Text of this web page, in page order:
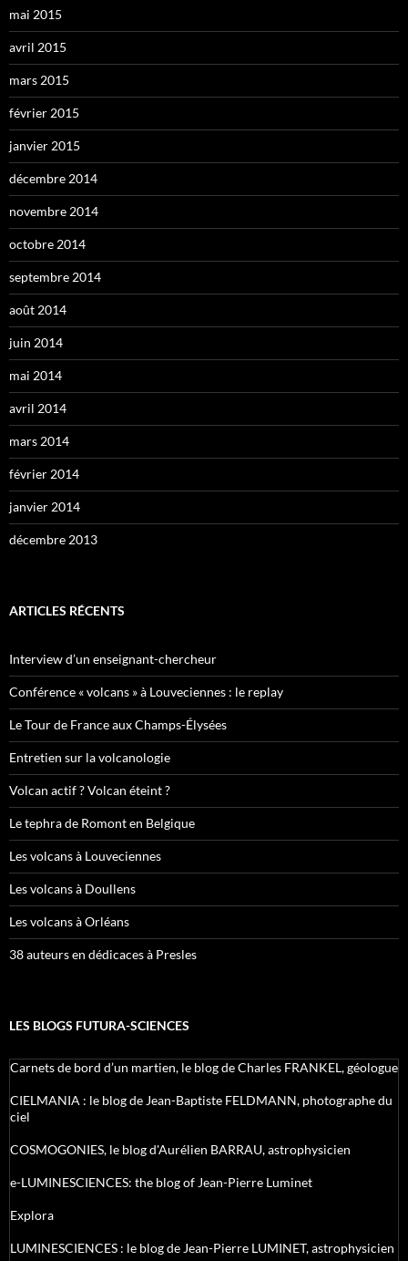
mai 2015
avril 2015
mars 2015
février 2015
janvier 2015
décembre 2014
novembre 2014
octobre 2014
septembre 2014
août 2014
juin 2014
mai 2014
avril 2014
mars 2014
février 2014
janvier 2014
décembre 2013
ARTICLES RÉCENTS
Interview d’un enseignant-chercheur
Conférence « volcans » à Louveciennes : le replay
Le Tour de France aux Champs-Élysées
Entretien sur la volcanologie
Volcan actif ? Volcan éteint ?
Le tephra de Romont en Belgique
Les volcans à Louveciennes
Les volcans à Doullens
Les volcans à Orléans
38 auteurs en dédicaces à Presles
LES BLOGS FUTURA-SCIENCES
Carnets de bord d’un martien, le blog de Charles FRANKEL, géologue
CIELMANIA : le blog de Jean-Baptiste FELDMANN, photographe du
ciel
COSMOGONIES, le blog d'Aurélien BARRAU, astrophysicien
e-LUMINESCIENCES: the blog of Jean-Pierre Luminet
Explora
LUMINESCIENCES : le blog de Jean-Pierre LUMINET, astrophysicien